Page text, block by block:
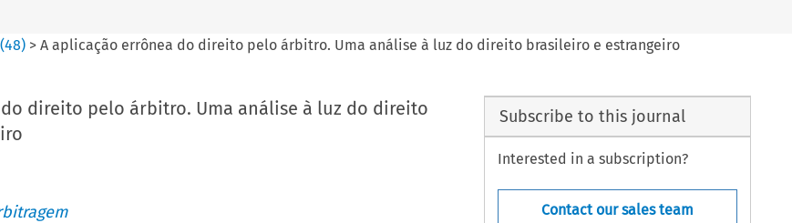
(48) >A aplicação errônea do direito pelo árbitro. Uma análise à luz do direito brasileiro e estrangeiro
direito pelo árbitro. Uma análise à luz do direito
Subscribe to this journal
Interested in a subscription?
Contact our sales team